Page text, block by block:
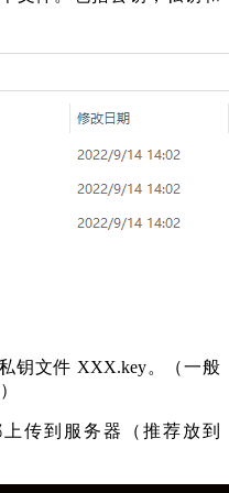
钥文件 XXX.key。（一般
传到服务器（推荐放到